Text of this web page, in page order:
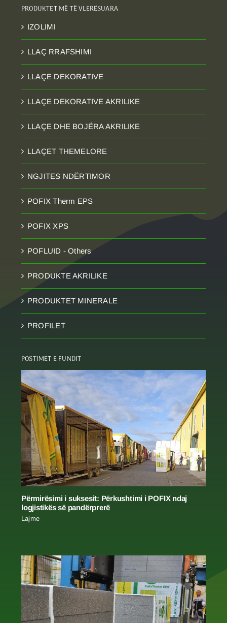
PRODUKTET MË TË VLERËSUARA
IZOLIMI
LLAÇ RRAFSHIMI
LLAÇE DEKORATIVE
LLAÇE DEKORATIVE AKRILIKE
LLAÇE DHE BOJËRA AKRILIKE
LLAÇET THEMELORE
NGJITES NDËRTIMOR
POFIX Therm EPS
POFIX XPS
POFLUID - Others
PRODUKTE AKRILIKE
PRODUKTET MINERALE
PROFILET
POSTIMET E FUNDIT
Përmirësimi i suksesit: Përkushtimi i POFIX ndaj
logjistikës së pandërprerë
Lajme